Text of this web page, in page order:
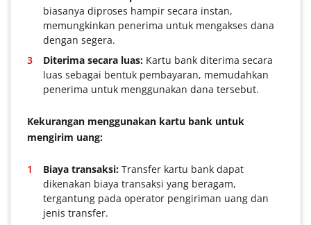
biasanya diproses hampir secara instan,
memungkinkan penerima untuk mengakses dana
dengan segera.
Diterima secara luas: Kartu bank diterima secara
luas sebagai bentuk pembayaran, memudahkan
penerima untuk menggunakan dana tersebut.
Kekurangan menggunakan kartu bank untuk
mengirim uang:
Biaya transaksi: Transfer kartu bank dapat
dikenakan biaya transaksi yang beragam,
tergantung pada operator pengiriman uang dan
jenis transfer.